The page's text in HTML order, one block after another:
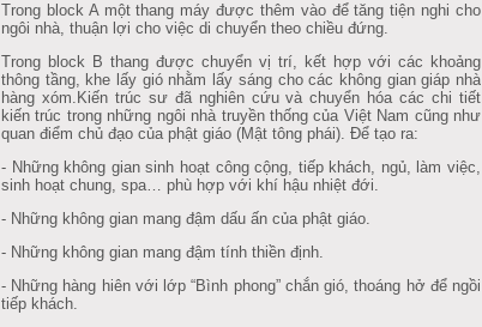
Trong block A một thang máy được thêm vào để tăng tiện nghi cho
ngôi nhà, thuận lợi cho việc di chuyển theo chiều đứng.
Trong block B thang được chuyển vị trí, kết hợp với các khoảng
thông tầng, khe lấy gió nhằm lấy sáng cho các không gian giáp nhà
hàng xóm.Kiến trúc sư đã nghiên cứu và chuyển hóa các chi tiết
kiến trúc trong những ngôi nhà truyền thống của Việt Nam cũng như
quan điểm chủ đạo của phật giáo (Mật tông phái). Để tạo ra:
- Những không gian sinh hoạt công cộng, tiếp khách, ngủ, làm việc,
sinh hoạt chung, spa… phù hợp với khí hậu nhiệt đới.
- Những không gian mang đậm dấu ấn của phật giáo.
- Những không gian mang đậm tính thiền định.
- Những hàng hiên với lớp “Bình phong” chắn gió, thoáng hở để ngồi
tiếp khách.